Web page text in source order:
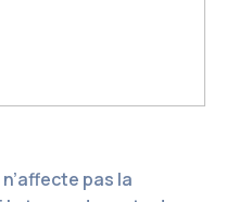
pas la